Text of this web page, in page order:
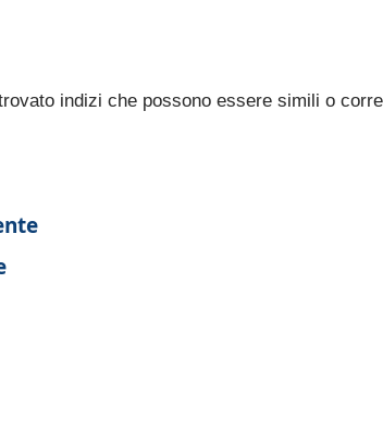
indizi che possono essere simili o